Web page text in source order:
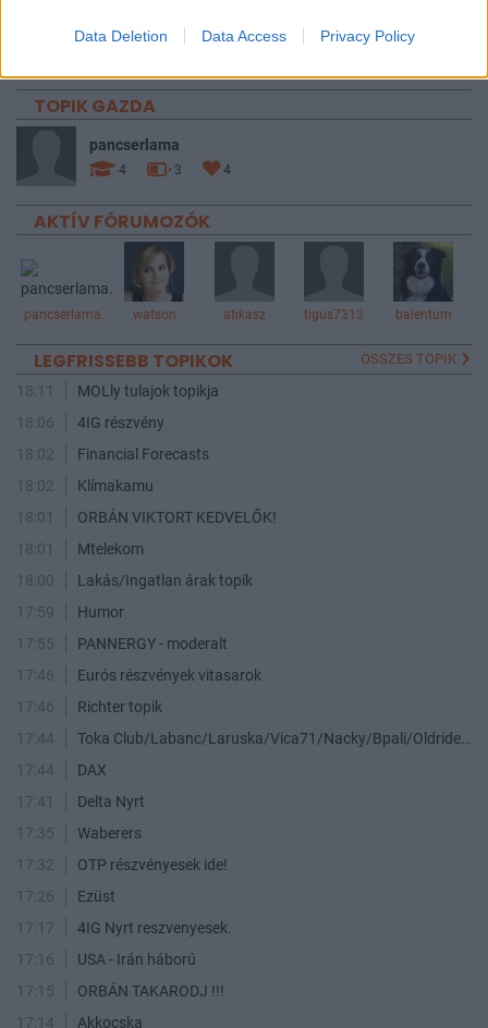
Data Deletion Data Access Privacy Policy
TOPIK GAZDA
pancserlama
4 3 4
AKTÍV FÓRUMOZÓK
pancserlama. watson atikasz tigus7313 balentum
LEGFRISSEBB TOPIKOK ÖSSZES TOPIK
18:11
MOLly tulajok topikja
18:06
4IG részvény
18:02
Financial Forecasts
18:02
Klímakamu
18:01
ORBÁN VIKTORT KEDVELŐK!
18:01
Mtelekom
18:00
Lakás/Ingatlan árak topik
17:59
Humor
17:55
PANNERGY - moderalt
17:46
Eurós részvények vitasarok
17:46
Richter topik
17:44
17:44
DAX
17:41
Delta Nyrt
17:35
Waberers
17:32
OTP részvényesek ide!
17:26
Ezüst
17:17
4IG Nyrt reszvenyesek.
17:16
USA - Irán háború
17:15
ORBÁN TAKARODJ !!!
17:14
Akkocska